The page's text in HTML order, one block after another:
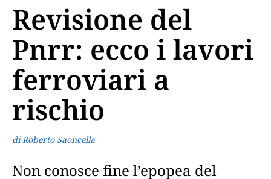
Revisione del
Pnrr: ecco i lavori
ferroviari a
rischio
di Roberto Saoncella
Non conosce fine l’epopea del